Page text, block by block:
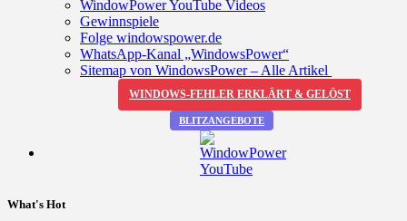
WindowPower YouTube Videos
Gewinnspiele
Folge windowspower.de
WhatsApp-Kanal „WindowsPower“
Sitemap von WindowsPower – Alle Artikel
WINDOWS-FEHLER ERKLÄRT & GELÖST
BLITZANGEBOTE
What's Hot